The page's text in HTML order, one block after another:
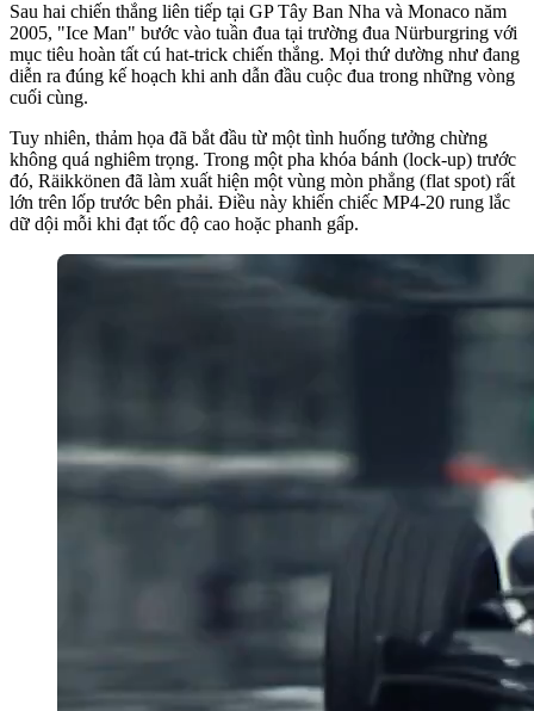
Sau hai chiến thắng liên tiếp tại GP Tây Ban Nha và Monaco năm
2005, "Ice Man" bước vào tuần đua tại trường đua Nürburgring với
mục tiêu hoàn tất cú hat-trick chiến thắng. Mọi thứ dường như đang
diễn ra đúng kế hoạch khi anh dẫn đầu cuộc đua trong những vòng
cuối cùng.
Tuy nhiên, thảm họa đã bắt đầu từ một tình huống tưởng chừng
không quá nghiêm trọng. Trong một pha khóa bánh (lock-up) trước
đó, Räikkönen đã làm xuất hiện một vùng mòn phẳng (flat spot) rất
lớn trên lốp trước bên phải. Điều này khiến chiếc MP4-20 rung lắc
dữ dội mỗi khi đạt tốc độ cao hoặc phanh gấp.